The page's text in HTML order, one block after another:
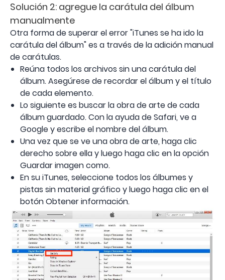
Solución 2: agregue la carátula del álbum
manualmente
Otra forma de superar el error "iTunes se ha ido la
carátula del álbum" es a través de la adición manual
de carátulas.
Reúna todos los archivos sin una carátula del
álbum. Asegúrese de recordar el álbum y el título
de cada elemento.
Lo siguiente es buscar la obra de arte de cada
álbum guardado. Con la ayuda de Safari, ve a
Google y escribe el nombre del álbum.
Una vez que se ve una obra de arte, haga clic
derecho sobre ella y luego haga clic en la opción
Guardar imagen como.
En su iTunes, seleccione todos los álbumes y
pistas sin material gráfico y luego haga clic en el
botón Obtener información.